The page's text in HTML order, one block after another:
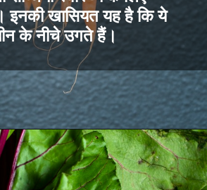
फायदेमंद हैं। इनकी खासियत यह है
जमीन के नीचे उगते हैं।